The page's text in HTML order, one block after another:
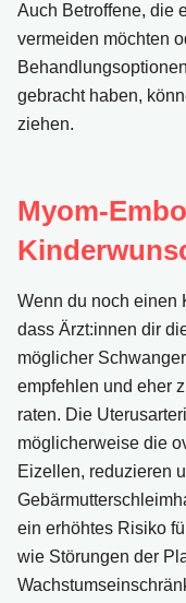
Auch Betroffene, die
vermeiden möchten
gebracht haben,
ziehen.
Myom-
Wenn du noch einen
dass Ärzt:innen dir
möglicher
empfehlen und eher
raten. Die
möglicherweise die
Eizellen, reduzieren
ein erhöhtes Risiko
wie Störungen der